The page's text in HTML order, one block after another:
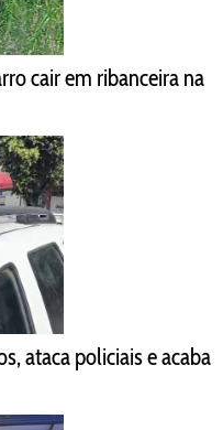
cair em ribanceira na
ataca policiais e acaba